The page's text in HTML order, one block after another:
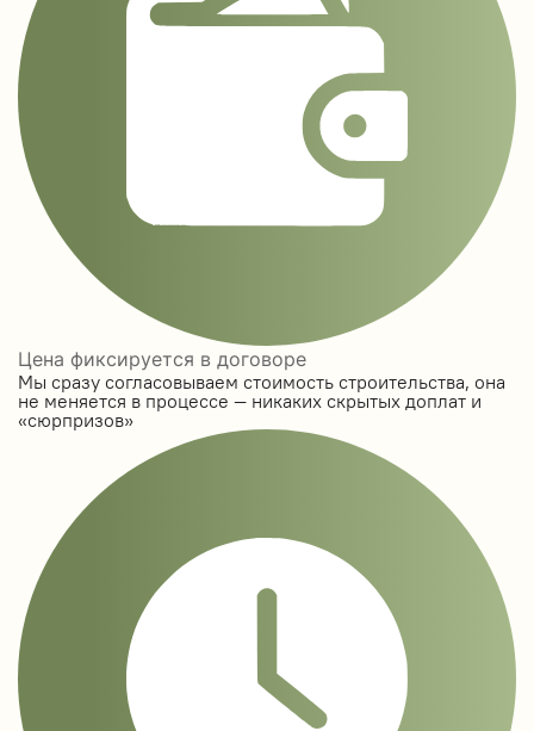
Цена фиксируется в договоре
Мы сразу согласовываем стоимость строительства, она
не меняется в процессе — никаких скрытых доплат и
«сюрпризов»